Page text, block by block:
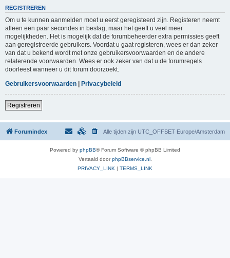
REGISTREREN
Om u te kunnen aanmelden moet u eerst geregisteerd zijn. Registeren neemt
alleen een paar secondes in beslag, maar het geeft u veel meer
mogelijkheden. Het is mogelijk dat de forumbeheerder extra permissies geeft
aan geregistreerde gebruikers. Voordat u gaat registeren, wees er dan zeker
van dat u bekend wordt met onze gebruikersvoorwaarden en de andere
relaterende voorwaarden. Wees er ook zeker van dat u de forumregels
doorleest wanneer u dit forum doorzoekt.
Gebruikersvoorwaarden | Privacybeleid
Registreren
Forumindex Alle tijden zijn UTC_OFFSET Europe/Amsterdam
Powered by phpBB® Forum Software © phpBB Limited
Vertaald doorphpBBservice.nl.
PRIVACY_LINK | TERMS_LINK